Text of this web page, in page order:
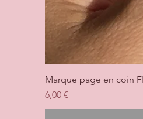
Marque page en coin
Prix
6,00 €